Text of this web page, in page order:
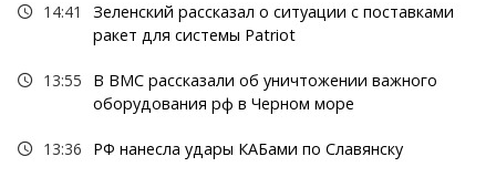
14:41
Зеленский рассказал о ситуации с поставками
ракет для системы Patriot
13:55
В ВМС рассказали об уничтожении важного
оборудования рф в Черном море
13:36 РФ нанесла удары КАБами по Славянску